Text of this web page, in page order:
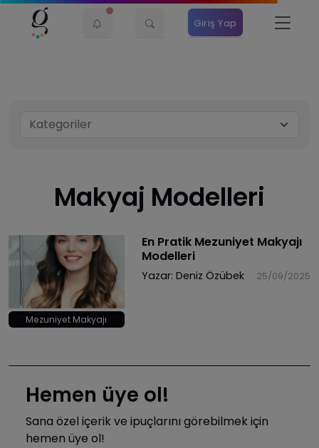
Giriş Yap
Makyaj Modelleri
Mezuniyet Makyajı
En Pratik Mezuniyet Makyajı
Modelleri
Yazar: Deniz Özübek 25/09/2025
Hemen üye ol!
Sana özel içerik ve ipuçlarını görebilmek için
hemen üye ol!